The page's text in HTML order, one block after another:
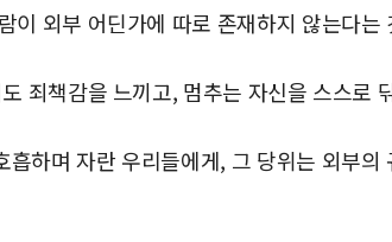
이 외부 어딘가에 따로 존재하지 않는다는
죄책감을 느끼고, 멈추는 자신을 스스로
하며 자란 우리들에게, 그 당위는 외부의